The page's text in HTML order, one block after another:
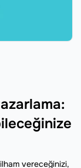
vereceğinizi,